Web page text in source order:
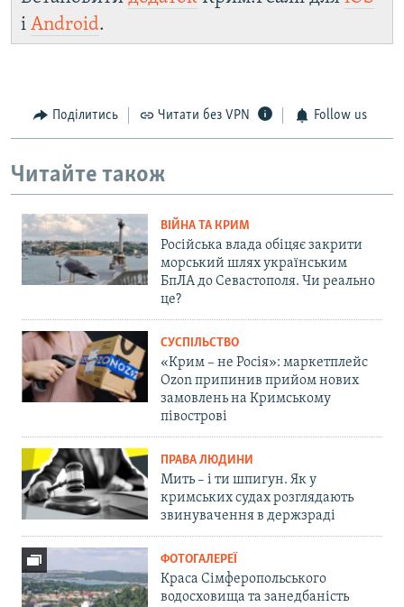
і Android.
Поділитись Читати без VPN Follow us
Читайте також
ВІЙНА ТА КРИМ
Російська влада обіцяє закрити
морський шлях українським
БпЛА до Севастополя. Чи реально
це?
СУСПІЛЬСТВО
«Крим – не Росія»: маркетплейс
Ozon припинив прийом нових
замовлень на Кримському
півострові
ПРАВА ЛЮДИНИ
Мить – і ти шпигун. Як у
кримських судах розглядають
звинувачення в держзраді
ФОТОГАЛЕРЕЇ
Краса Сімферопольського
водосховища та занедбаність